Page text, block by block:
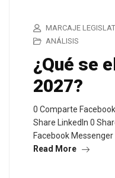
MARCAJE
ANÁLISIS
¿Qué se
2027?
0 Comparte
Share LinkedIn 0
Facebook Messenger
Read More